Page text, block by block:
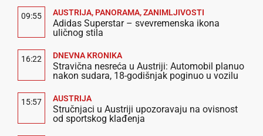
09:55 AUSTRIJA, PANORAMA,ZANIMLJIVOSTI
Adidas Superstar – svevremenska ikona
uličnog stila
16:22 DNEVNA KRONIKA
Stravična nesreća u Austriji: Automobil planuo
nakon sudara, 18-godišnjak poginuo u vozilu
15:57 AUSTRIJA
Stručnjaci u Austriji upozoravaju na ovisnost
od sportskog klađenja